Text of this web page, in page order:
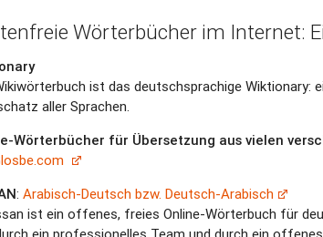
Wörterbücher im Internet:
ist das deutschsprachige Wiktionary:
aller Sprachen.
Wörterbücher für Übersetzung aus vielen
:Arabisch-Deutsch bzw. Deutsch-Arabisch
ist ein offenes, freies Online-Wörterbuch für